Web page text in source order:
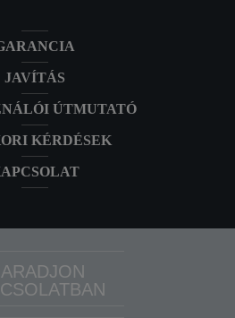
JAVÍTÁS
ÚTMUTATÓ
KÉRDÉSEK